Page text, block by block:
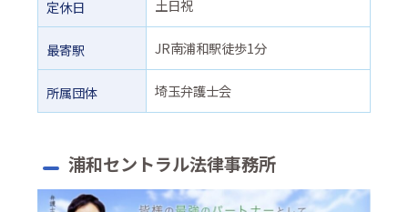
定休日 土日祝
最寄駅 JR南浦和駅徒歩1分
所属団体 埼玉弁護士会
浦和セントラル法律事務所